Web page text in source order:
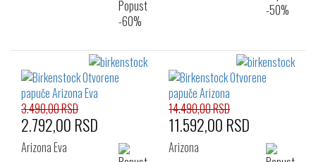
3.490,00 RSD
2.792,00 RSD
Arizona Eva
14.490,00 RSD
11.592,00 RSD
Arizona